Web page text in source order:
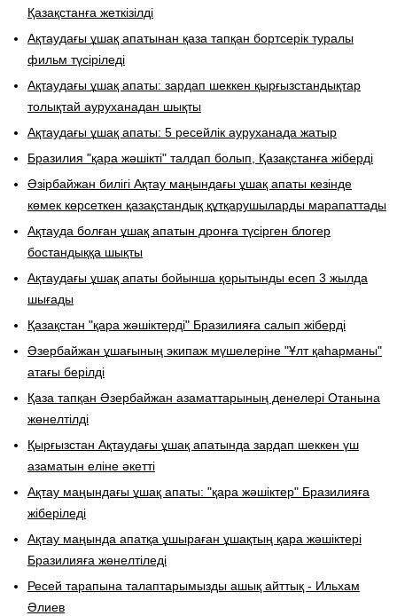
Қазақстанға жеткізілді
Ақтаудағы ұшақ апатынан қаза тапқан бортсерік туралы
фильм түсіріледі
Ақтаудағы ұшақ апаты: зардап шеккен қырғызстандықтар
толықтай ауруханадан шықты
Ақтаудағы ұшақ апаты: 5 ресейлік ауруханада жатыр
Бразилия "қара жәшікті" талдап болып, Қазақстанға жіберді
Әзірбайжан билігі Ақтау маңындағы ұшақ апаты кезінде
көмек көрсеткен қазақстандық құтқарушыларды марапаттады
Ақтауда болған ұшақ апатын дронға түсірген блогер
бостандыққа шықты
Ақтаудағы ұшақ апаты бойынша қорытынды есеп 3 жылда
шығады
Қазақстан "қара жәшіктерді" Бразилияға салып жіберді
Әзербайжан ұшағының экипаж мүшелеріне "Ұлт қаһарманы"
атағы берілді
Қаза тапқан Әзербайжан азаматтарының денелері Отанына
жөнелтілді
Қырғызстан Ақтаудағы ұшақ апатында зардап шеккен үш
азаматын еліне әкетті
Ақтау маңындағы ұшақ апаты: "қара жәшіктер" Бразилияға
жіберіледі
Ақтау маңында апатқа ұшыраған ұшақтың қара жәшіктері
Бразилияға жөнелтіледі
​Ресей тарапына талаптарымызды ашық айттық - Ильхам
Әлиев